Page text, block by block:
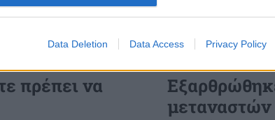
Data Deletion Data Access Privacy Policy
ΕΛΛΑΔΑ
αποκατάστασης των οικοσυστημάτων
20:00
πρέπει να
ΚΟΣΜΟΣ